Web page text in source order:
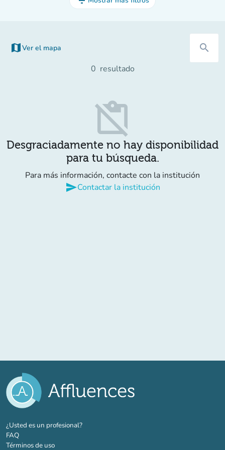
map Ver el mapa
(nueva pestaña) search
0 resultado
content_paste_off
Desgraciadamente no hay disponibilidad
para tu búsqueda.
Para más información, contacte con la institución
sendContactar la institución
¿Usted es un profesional?(nueva pestaña)
FAQ
Términos de uso